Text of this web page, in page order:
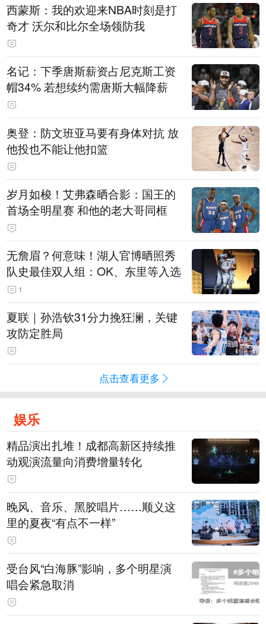
西蒙斯：我的欢迎来NBA时刻是打
奇才 沃尔和比尔全场领防我
名记：下季唐斯薪资占尼克斯工资
帽34% 若想续约需唐斯大幅降薪
奥登：防文班亚马要有身体对抗 放
他投也不能让他扣篮
岁月如梭！艾弗森晒合影：国王的
首场全明星赛 和他的老大哥同框
无詹眉？何意味！湖人官博晒照秀
队史最佳双人组：OK、东里等入选
1
夏联｜孙浩钦31分力挽狂澜，关键
攻防定胜局
点击查看更多
娱乐
精品演出扎堆！成都高新区持续推
动观演流量向消费增量转化
晚风、音乐、黑胶唱片……顺义这
里的夏夜“有点不一样”
受台风“白海豚”影响，多个明星演
唱会紧急取消